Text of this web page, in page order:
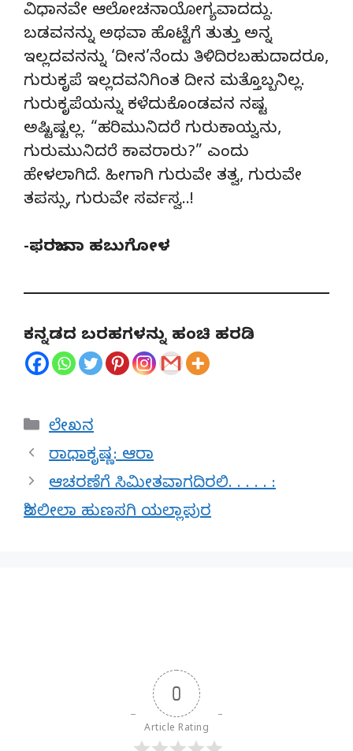
ವಿಧಾನವೇ ಆಲೋಚನಾಯೋಗ್ಯವಾದದ್ದು.
ಬಡವನನ್ನು ಅಥವಾ ಹೊಟ್ಟೆಗೆ ತುತ್ತು ಅನ್ನ
ಇಲ್ಲದವನನ್ನು ‘ದೀನ’ನೆಂದು ತಿಳಿದಿರಬಹುದಾದರೂ,
ಗುರುಕೃಪೆ ಇಲ್ಲದವನಿಗಿಂತ ದೀನ ಮತ್ತೊಬ್ಬನಿಲ್ಲ.
ಗುರುಕೃಪೆಯನ್ನು ಕಳೆದುಕೊಂಡವನ ನಷ್ಟ
ಅಷ್ಟಿಷ್ಟಲ್ಲ. “ಹರಿಮುನಿದರೆ ಗುರುಕಾಯ್ವನು,
ಗುರುಮುನಿದರೆ ಕಾವರಾರು?” ಎಂದು
ಹೇಳಲಾಗಿದೆ. ಹೀಗಾಗಿ ಗುರುವೇ ತತ್ವ, ಗುರುವೇ
ತಪಸ್ಸು, ಗುರುವೇ ಸರ್ವಸ್ವ..!
-ಫರಜಾನಾ ಹಬುಗೋಳ
ಕನ್ನಡದ ಬರಹಗಳನ್ನು ಹಂಚಿ ಹರಡಿ
Categories
ಲೇಖನ
ರಾಧಾಕೃಷ್ಣ: ಆರಾ
ಆಚರಣೆಗೆ ಸಿಮೀತವಾಗದಿರಲಿ. . . . . :
ಶಿವಲೀಲಾ ಹುಣಸಗಿ ಯಲ್ಲಾಪುರ
0
Article Rating